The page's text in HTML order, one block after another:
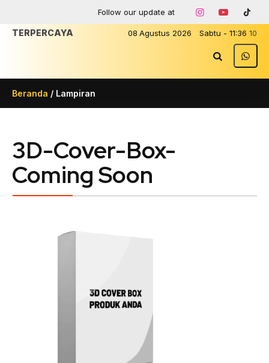
Follow our update at
08 Agustus 2026 Sabtu - 11:36 10
TERPERCAYA
Beranda / Lampiran
3D-Cover-Box-
Coming Soon